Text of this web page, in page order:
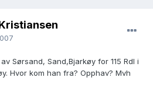
Sørsand, Sand,Bjarkøy for 115 Rdl i
Hvor kom han fra? Opphav? Mvh